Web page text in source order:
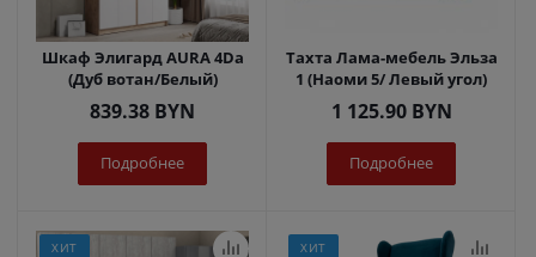
Шкаф Элигард AURA 4Dа
(Дуб вотан/Белый)
839.38 BYN
Подробнее
Тахта Лама-мебель Эльза
1 (Наоми 5/ Левый угол)
1 125.90BYN
Подробнее
ХИТ ХИТ